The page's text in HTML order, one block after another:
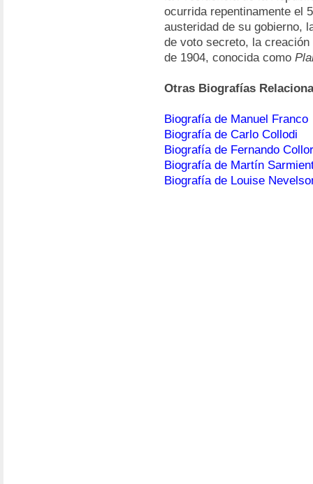
ocurrida repentinamente el
austeridad de su gobierno,
de voto secreto, la
de 1904, conocida como
Otras Biografías
Biografía de Manuel Franco
Biografía de Carlo Collodi
Biografía de Fernando
Biografía de Martín
Biografía de Louise